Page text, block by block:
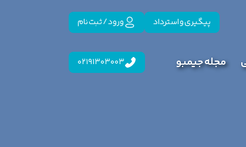
پیگیری و استرداد ورود / ثبت نام
مجله جیمبو 02191303003